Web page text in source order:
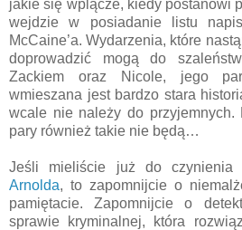
jakie się wplącze, kiedy postanowi
wejdzie w posiadanie listu
McCaine’a. Wydarzenia, które
doprowadzić mogą do
Zackiem oraz Nicole, jego
wmieszana jest bardzo stara
wcale nie należy do przyjemnych.
pary również takie nie będą…
Jeśli mieliście już do czynienia
Arnolda, to zapomnijcie o
pamiętacie. Zapomnijcie o
sprawie kryminalnej, która